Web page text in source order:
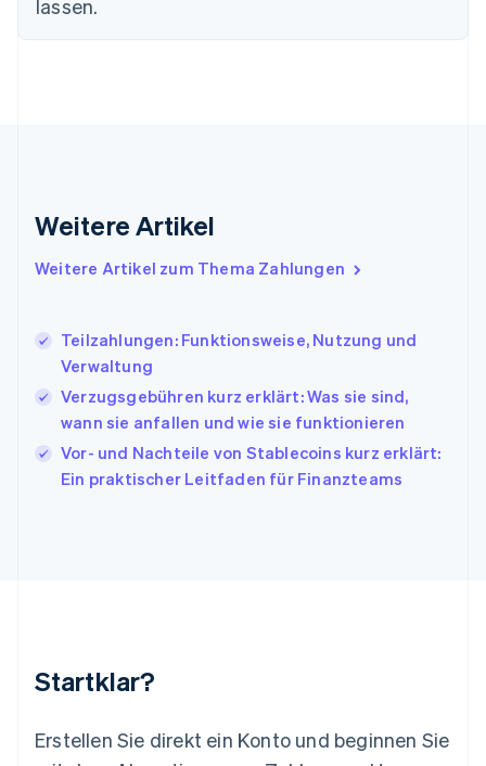
lassen.
Weitere Artikel
Weitere Artikel zum Thema Zahlungen
Teilzahlungen: Funktionsweise, Nutzung und
Verwaltung
Verzugsgebühren kurz erklärt: Was sie sind,
wann sie anfallen und wie sie funktionieren
Vor- und Nachteile von Stablecoins kurz erklärt:
Ein praktischer Leitfaden für Finanzteams
Startklar?
Erstellen Sie direkt ein Konto und beginnen Sie
Frankreich
FrançaisEnglish
English
Italien
Italiano English
EnglishFrançais
Kroatien
EnglishItaliano
Lettland
Liechtenstein
DeutschEnglish
Mexiko
English